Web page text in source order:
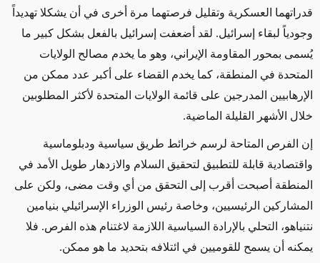
قدراتهما العسكرية وتقليل فرصتهما مرة أخرى في أن يشكلا تهديداً
وجودياً لبقاء إسرائيل. لقد أضعفت إسرائيل بالفعل بشكل كبير ما
يُسمى بمحور المقاومة الإيراني، وهو ما يخدم مصالح الولايات
المتحدة في المنطقة، كما يخدم القضاء على أكبر عدد ممكن من
الإرهابيين المدرجين على قائمة الولايات المتحدة لأكثر المطلوبين
خلال الأشهر القليلة الماضية.
إن الفرص المتاحة لرسم خرائط طريق سياسية ودبلوماسية
واقتصادية قابلة للتطبيق لتحقيق السلام والازدهار طويل الأمد في
المنطقة أصبحت أقرب إلى التحقق من أي وقت مضى، ولكن على
المشاركين الرئيسيين، وخاصة رئيس الوزراء الإسرائيلي بنيامين
نتنياهو، التحلي بالإرادة السياسية اللازمة لاغتنام هذه الفرص. فلا
يمكنه أن يسمح للقوميين في ائتلافه بتحديد ما هو ممكن.